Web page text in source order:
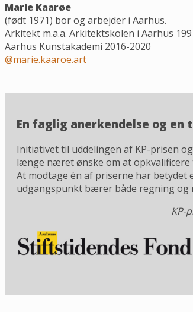
Marie Kaarøe
(født 1971) bor og arbejder i Aarhus.
Arkitekt m.a.a. Arkitektskolen i Aarhus
Aarhus Kunstakademi 2016-2020
@marie.kaaroe.art
En faglig anerkendelse og
Initiativet til uddelingen af KP-prisen
længe næret ønske om at opkvalificere
At modtage én af priserne har
udgangspunkt bærer både regning
KP-